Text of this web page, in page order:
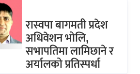
रास्वपा बागमती प्रदेश
अधिवेशन भोलि,
सभापतिमा लामिछाने र
अर्यालको प्रतिस्पर्धा